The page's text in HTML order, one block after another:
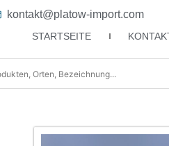
kontakt@platow-import.com
STARTSEITE